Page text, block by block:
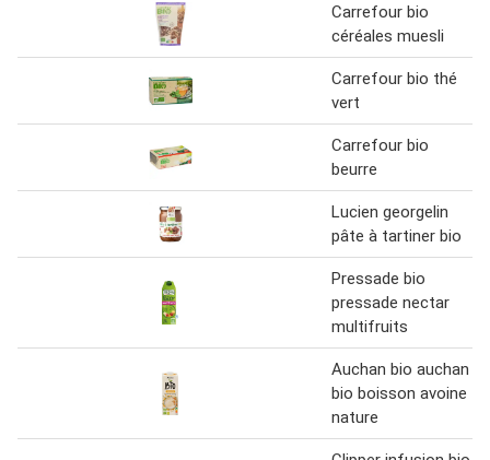
Carrefour bio
céréales muesli
Carrefour bio thé
vert
Carrefour bio
beurre
Lucien georgelin
pâte à tartiner bio
Pressade bio
pressade nectar
multifruits
Auchan bio auchan
bio boisson avoine
nature